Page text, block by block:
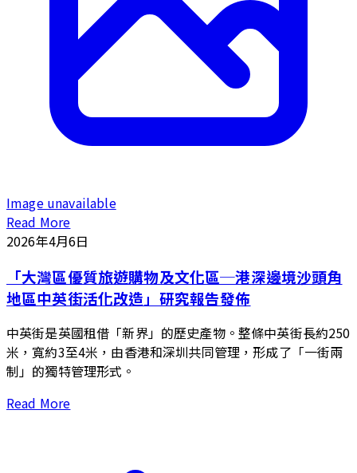
Image unavailable
Read More
2026年4月6日
「大灣區優質旅遊購物及文化區─港深邊境沙頭角
地區中英街活化改造」研究報告發佈
中英街是英國租借「新界」的歷史產物。整條中英街長約250
米，寬約3至4米，由香港和深圳共同管理，形成了「一街兩
制」的獨特管理形式。
Read More